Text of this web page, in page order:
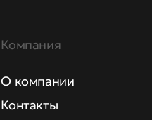
Компания
О компании
Контакты